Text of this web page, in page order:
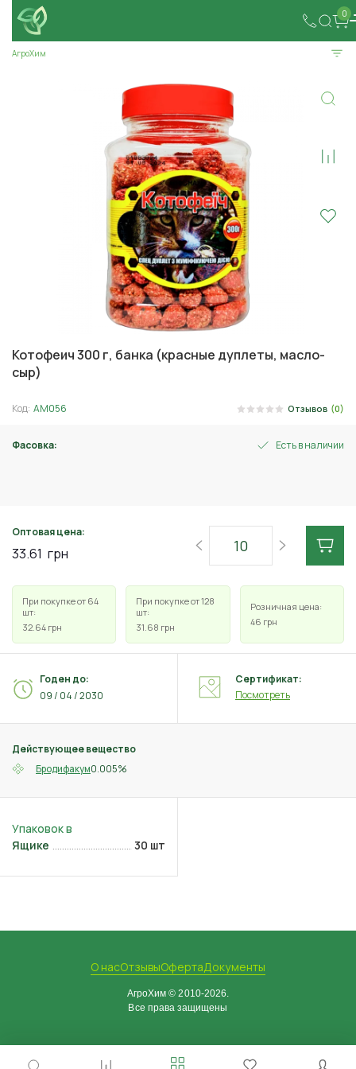
0
АгроХим
Котофеич 300 г, банка (красные дуплеты, масло-
сыр)
Код: АМ056 Отзывов (0)
Фасовка: Есть в наличии
Оптовая цена:
33.61 грн
При покупке от 64
шт:
32.64 грн
При покупке от 128
шт:
31.68 грн
Розничная цена:
46 грн
Действующее вещество
Бродифакум0.005%
Годен до:
09 / 04 / 2030
Сертификат:
Посмотреть
Ящике 30 шт
О насОтзывыОфертаДокументы
АгроХим © 2010-2026.
Все права защищены